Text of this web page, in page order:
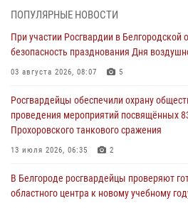
07 августа 2026, 16:32
В Белгородской области продолжаются
проверки объектов образования с
учебному году
Руководитель управления
по Белгородской области принял участие
совещании-семинаре в Нижнем Новгороде
В Алексеевском округе росгвардейцы
ПОПУЛЯРНЫЕ НОВОСТИ
При участии Росгвардии в Белгородской
безопасность празднования Дня
03 августа 2026, 08:07 5
Росгвардейцы обеспечили охрану
проведения мероприятий посвящённых
Прохоровского танкового сражения
13 июля 2026, 06:35 2
В Белгороде росгвардейцы проверяют
областного центра к новому учебному